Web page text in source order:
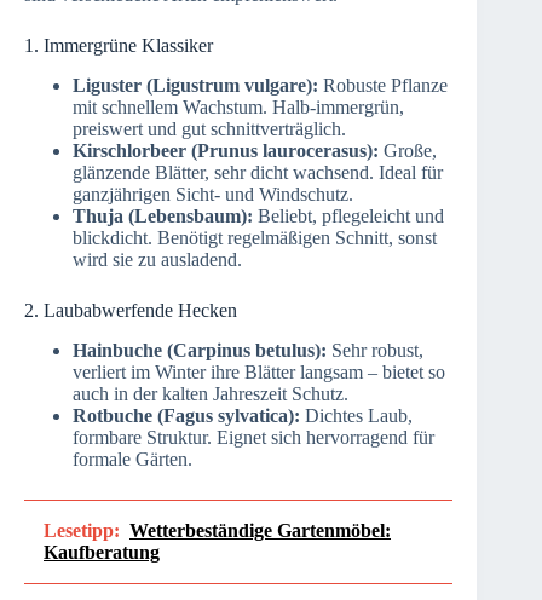
1. Immergrüne Klassiker
Liguster (Ligustrum vulgare): Robuste Pflanze
mit schnellem Wachstum. Halb-immergrün,
preiswert und gut schnittverträglich.
Kirschlorbeer (Prunus laurocerasus): Große,
glänzende Blätter, sehr dicht wachsend. Ideal für
ganzjährigen Sicht- und Windschutz.
Thuja (Lebensbaum): Beliebt, pflegeleicht und
blickdicht. Benötigt regelmäßigen Schnitt, sonst
wird sie zu ausladend.
2. Laubabwerfende Hecken
Hainbuche (Carpinus betulus): Sehr robust,
verliert im Winter ihre Blätter langsam – bietet so
auch in der kalten Jahreszeit Schutz.
Rotbuche (Fagus sylvatica): Dichtes Laub,
formbare Struktur. Eignet sich hervorragend für
formale Gärten.
Lesetipp: Wetterbeständige Gartenmöbel:
Kaufberatung